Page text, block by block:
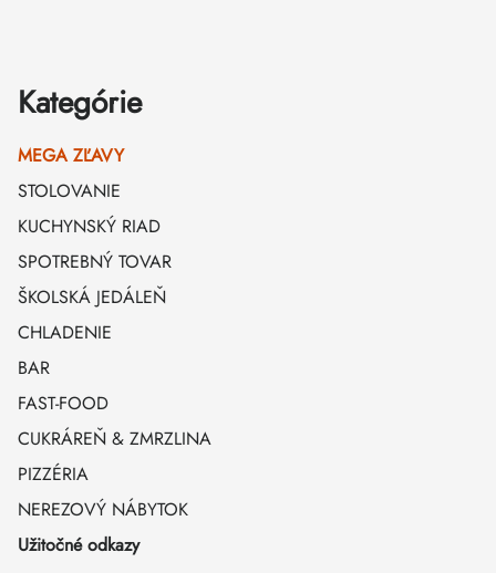
Kategórie
MEGA ZĽAVY
STOLOVANIE
KUCHYNSKÝ RIAD
SPOTREBNÝ TOVAR
ŠKOLSKÁ JEDÁLEŇ
CHLADENIE
BAR
FAST-FOOD
CUKRÁREŇ & ZMRZLINA
PIZZÉRIA
NEREZOVÝ NÁBYTOK
Užitočné odkazy